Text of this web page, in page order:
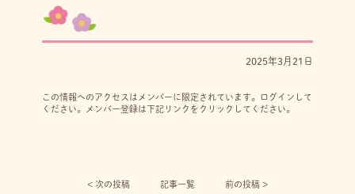
2025年3月21日
この情報へのアクセスはメンバーに限定されています。ログインして
ください。メンバー登録は下記リンクをクリックしてください。
< 次の投稿︎ 記事一覧 前の投稿 >